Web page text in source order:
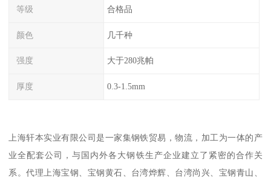
等级 合格品
颜色 几千种
强度 大于280兆帕
厚度 0.3-1.5mm
上海轩本实业有限公司是一家集钢铁贸易，物流，加工为一体的产
业全配套公司，与国内外各大钢铁生产企业建立了紧密的合作关
系。代理上海宝钢、宝钢黄石、台湾烨辉、台湾尚兴、宝钢青山、